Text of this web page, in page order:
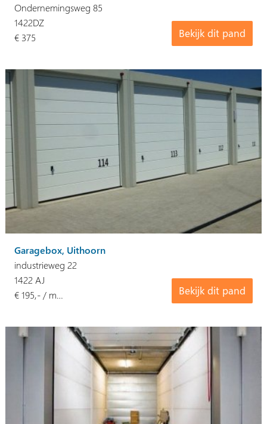
Ondernemingsweg 85
Bekijk dit pand
1422DZ
€ 375
Garagebox, Uithoorn
industrieweg 22
Bekijk dit pand
1422 AJ
€ 195,- / m…